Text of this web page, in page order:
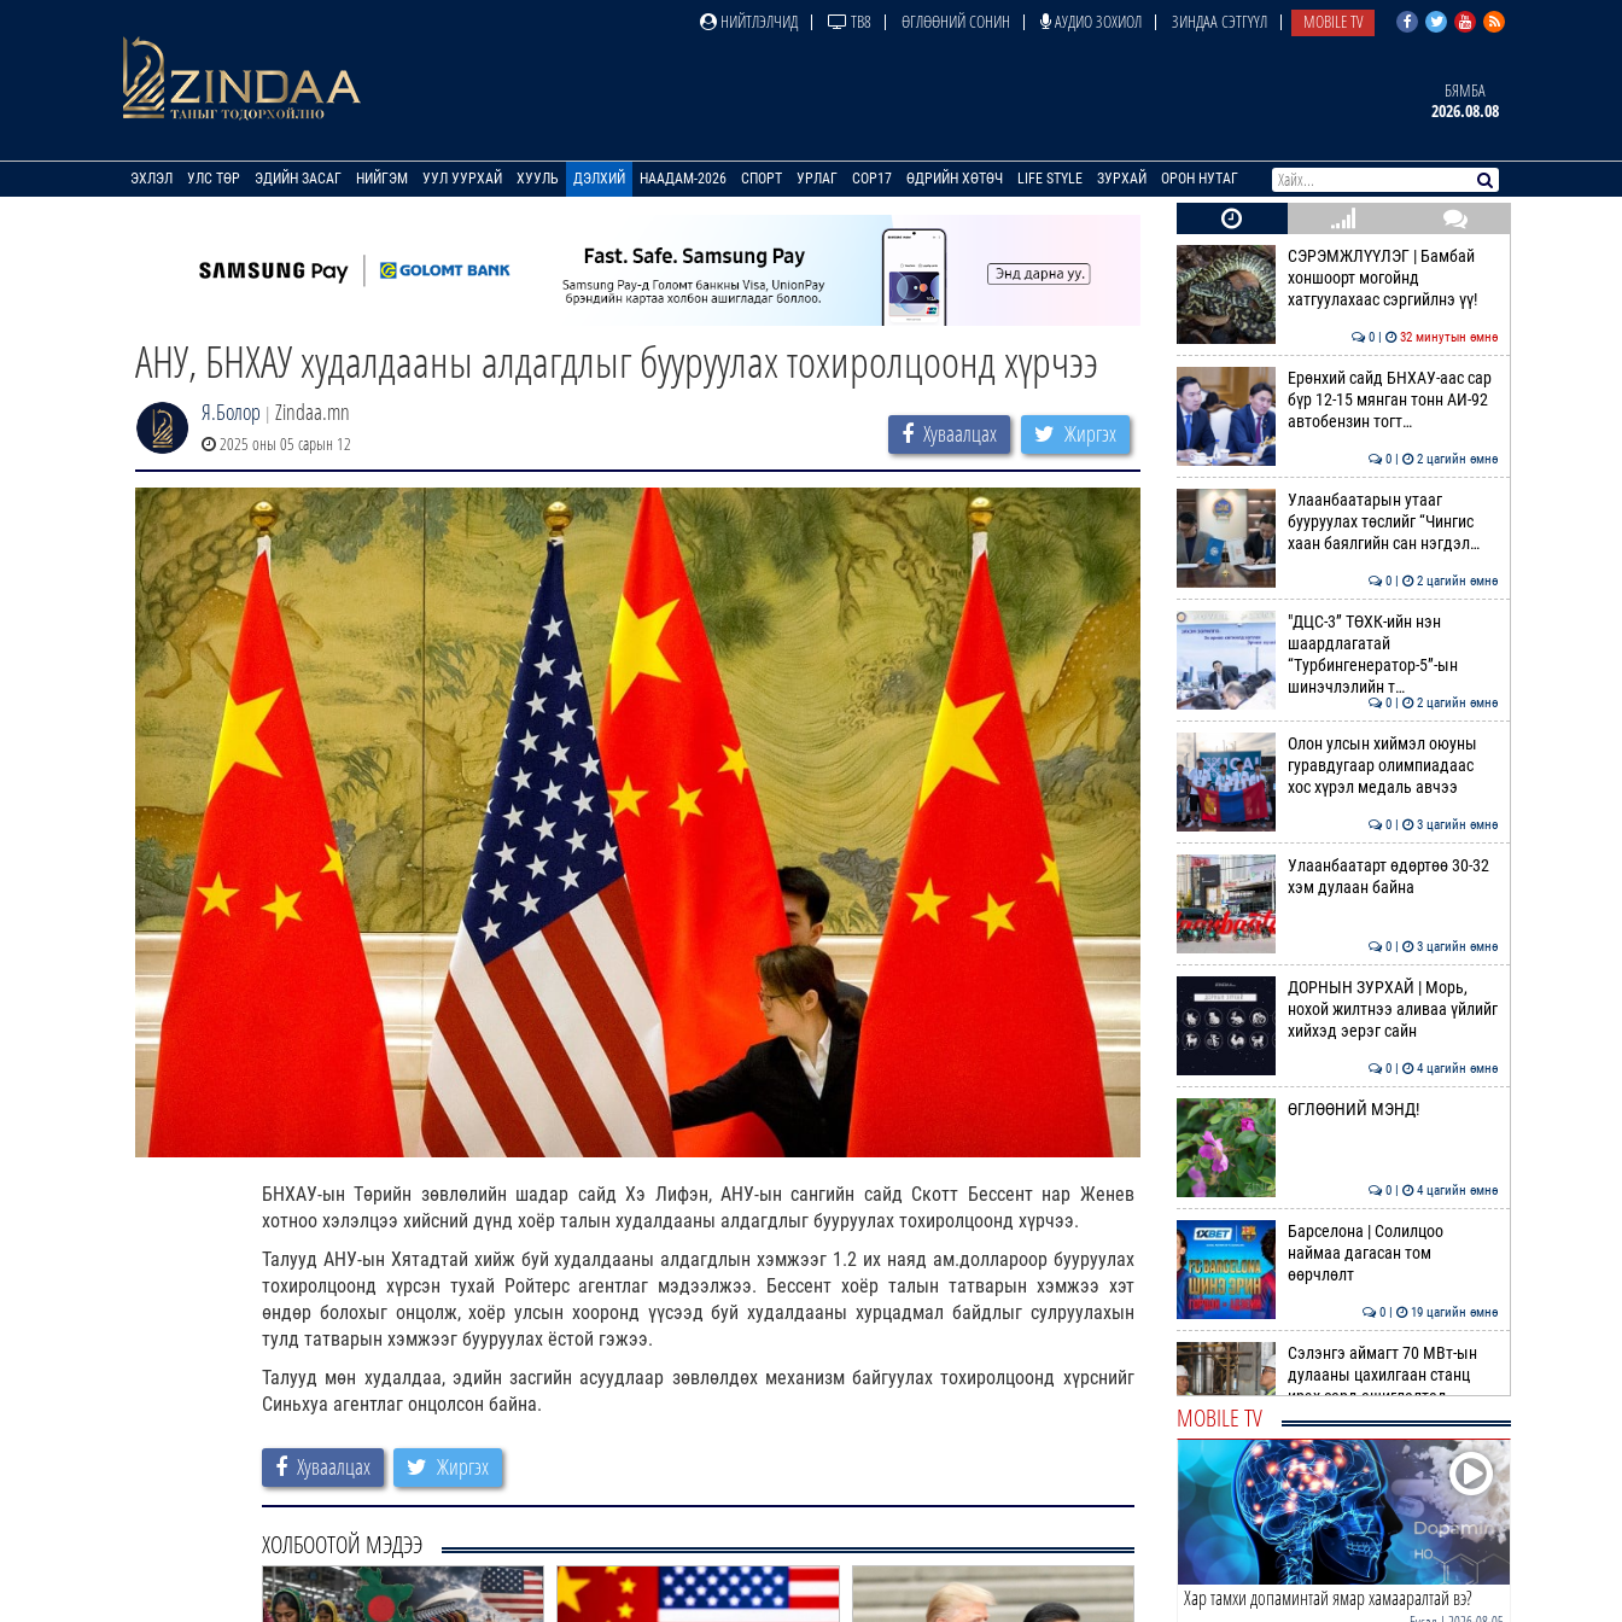
НИЙТЛЭЛЧИД ТВ8 ӨГЛӨӨНИЙ СОНИН АУДИО ЗОХИОЛ ЗИНДАА СЭТГҮҮЛ MOBILE TV
БЯМБА
2026.08.08
ЭХЛЭЛ УЛС ТӨР ЭДИЙН ЗАСАГ НИЙГЭМ УУЛ УУРХАЙ ХУУЛЬ ДЭЛХИЙ НААДАМ-2026 СПОРТ УРЛАГ COP17 ӨДРИЙН ХӨТӨЧ LIFE STYLE ЗУРХАЙ ОРОН НУТАГ
АНУ, БНХАУ худалдааны алдагдлыг бууруулах тохиролцоонд хүрчээ
Я.Болор | Zindaa.mn
2025 оны 05 сарын 12 Хуваалцах Жиргэх
БНХАУ-ын Төрийн зөвлөлийн шадар сайд Хэ Лифэн, АНУ-ын сангийн сайд Скотт Бессент нар Женев
хотноо хэлэлцээ хийсний дүнд хоёр талын худалдааны алдагдлыг бууруулах тохиролцоонд хүрчээ.
Талууд АНУ-ын Хятадтай хийж буй худалдааны алдагдлын хэмжээг 1.2 их наяд ам.доллароор бууруулах
тохиролцоонд хүрсэн тухай Ройтерс агентлаг мэдээлжээ. Бессент хоёр талын татварын хэмжээ хэт
өндөр болохыг онцолж, хоёр улсын хооронд үүсээд буй худалдааны хурцадмал байдлыг сулруулахын
тулд татварын хэмжээг бууруулах ёстой гэжээ.
Талууд мөн худалдаа, эдийн засгийн асуудлаар зөвлөлдөх механизм байгуулах тохиролцоонд хүрснийг
Синьхуа агентлаг онцолсон байна.
Хуваалцах Жиргэх
ХОЛБООТОЙ МЭДЭЭ
СЭРЭМЖЛҮҮЛЭГ | Бамбай
хоншоорт могойнд
хатгуулахаас сэргийлнэ үү!
0 | 32 минутын өмнө
Ерөнхий сайд БНХАУ-аас сар
бүр 12-15 мянган тонн АИ-92
автобензин тогт…
0 | 2 цагийн өмнө
Улаанбаатарын утааг
бууруулах төслийг “Чингис
хаан баялгийн сан нэгдэл…
0 | 2 цагийн өмнө
"ДЦС-3” ТӨХК-ийн нэн
шаардлагатай
“Турбингенератор-5”-ын
шинэчлэлийн т…
0 | 2 цагийн өмнө
Олон улсын хиймэл оюуны
гуравдугаар олимпиадаас
хос хүрэл медаль авчээ
0 | 3 цагийн өмнө
Улаанбаатарт өдөртөө 30-32
хэм дулаан байна
0 | 3 цагийн өмнө
ДОРНЫН ЗУРХАЙ | Морь,
нохой жилтнээ аливаа үйлийг
хийхэд эерэг сайн
0 | 4 цагийн өмнө
ӨГЛӨӨНИЙ МЭНД!
0 | 4 цагийн өмнө
Барселона | Солилцоо
наймаа дагасан том
өөрчлөлт
0 | 19 цагийн өмнө
Сэлэнгэ аймагт 70 МВт-ын
дулааны цахилгаан станц
ирэх сард ашиглалтад …
ДОХИО | Газрын тосны ханш
өсөж эхэллээ
0 | 21 цагийн өмнө
Шатахуун дамлан борлуулсан
MOBILE TV
Хар тамхи допаминтай ямар хамааралтай вэ?